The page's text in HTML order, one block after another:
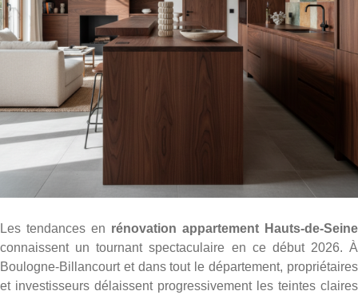
Les tendances en rénovation appartement Hauts-de-Seine
connaissent un tournant spectaculaire en ce début 2026. À
Boulogne-Billancourt et dans tout le département, propriétaires
et investisseurs délaissent progressivement les teintes claires